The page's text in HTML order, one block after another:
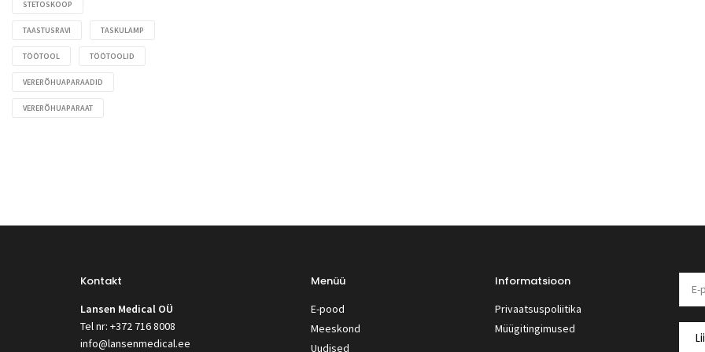
STETOSKOOP
TAASTUSRAVI TASKULAMP
TÖÖTOOL TÖÖTOOLID
VERERÕHUAPARAADID
VERERÕHUAPARAAT
Kontakt
Lansen Medical OÜ
Tel nr: +372 716 8008
info@lansenmedical.ee
Menüü
E-pood
Meeskond
Uudised
Informatsioon
Privaatsuspoliitika
Müügitingimused